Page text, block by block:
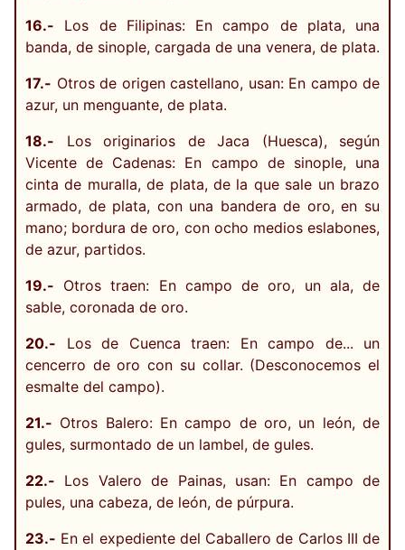
16.- Los de Filipinas: En campo de plata, una
banda, de sinople, cargada de una venera, de plata.
17.- Otros de origen castellano, usan: En campo de
azur, un menguante, de plata.
18.- Los originarios de Jaca (Huesca), según
Vicente de Cadenas: En campo de sinople, una
cinta de muralla, de plata, de la que sale un brazo
armado, de plata, con una bandera de oro, en su
mano; bordura de oro, con ocho medios eslabones,
de azur, partidos.
19.- Otros traen: En campo de oro, un ala, de
sable, coronada de oro.
20.- Los de Cuenca traen: En campo de... un
cencerro de oro con su collar. (Desconocemos el
esmalte del campo).
21.- Otros Balero: En campo de oro, un león, de
gules, surmontado de un lambel, de gules.
22.- Los Valero de Painas, usan: En campo de
pules, una cabeza, de león, de púrpura.
23.- En el expediente del Caballero de Carlos III de